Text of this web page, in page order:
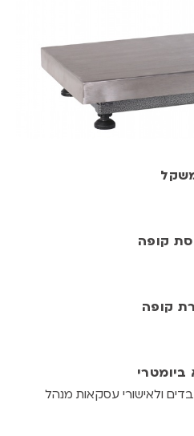
קופה
קופה
ביומטרי
ולאישורי עסקאות מנהל